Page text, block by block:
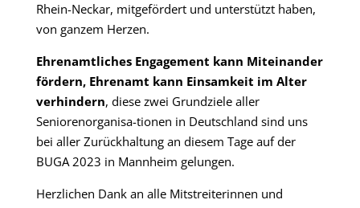
Rhein-Neckar, mitgefördert und unterstützt haben,
von ganzem Herzen.
Ehrenamtliches Engagement kann Miteinander
fördern, Ehrenamt kann Einsamkeit im Alter
verhindern, diese zwei Grundziele aller
Seniorenorganisa-tionen in Deutschland sind uns
bei aller Zurückhaltung an diesem Tage auf der
BUGA 2023 in Mannheim gelungen.
Herzlichen Dank an alle Mitstreiterinnen und